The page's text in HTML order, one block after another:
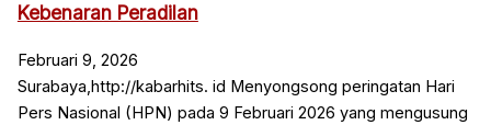
Kebenaran Peradilan
Februari 9, 2026
Surabaya,http://kabarhits. id Menyongsong peringatan Hari
Pers Nasional (HPN) pada 9 Februari 2026 yang mengusung